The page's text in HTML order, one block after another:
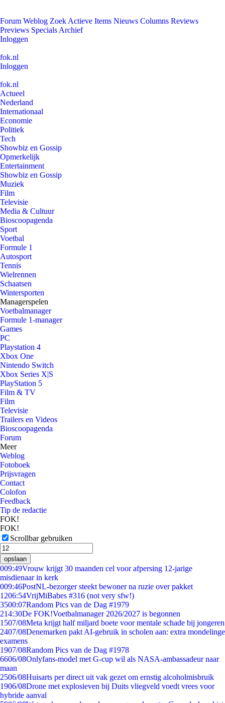
Forum Weblog Zoek Actieve Items Nieuws Columns Reviews
Previews Specials Archief
Inloggen
fok.nl
Inloggen
fok.nl
Actueel
Nederland
Internationaal
Economie
Politiek
Tech
Showbiz en Gossip
Opmerkelijk
Entertainment
Showbiz en Gossip
Muziek
Film
Televisie
Media & Cultuur
Bioscoopagenda
Sport
Voetbal
Formule 1
Autosport
Tennis
Wielrennen
Schaatsen
Wintersporten
Managerspelen
Voetbalmanager
Formule 1-manager
Games
PC
Playstation 4
Xbox One
Nintendo Switch
Xbox Series X|S
PlayStation 5
Film & TV
Film
Televisie
Trailers en Videos
Bioscoopagenda
Forum
Meer
Weblog
Fotoboek
Prijsvragen
Contact
Colofon
Feedback
Tip de redactie
FOK!
FOK!
Scrollbar gebruiken
opslaan
009:49Vrouw krijgt 30 maanden cel voor afpersing 12-jarige
misdienaar in kerk
009:46PostNL-bezorger steekt bewoner na ruzie over pakket
1206:54VrijMiBabes #316 (not very sfw!)
3500:07Random Pics van de Dag #1979
214:30De FOK!Voetbalmanager 2026/2027 is begonnen
1507/08Meta krijgt half miljard boete voor mentale schade bij jongeren
2407/08Denemarken pakt AI-gebruik in scholen aan: extra mondelinge
examens
1907/08Random Pics van de Dag #1978
6606/08Onlyfans-model met G-cup wil als NASA-ambassadeur naar
maan
2506/08Huisarts per direct uit vak gezet om ernstig alcoholmisbruik
1906/08Drone met explosieven bij Duits vliegveld voedt vrees voor
hybride aanval